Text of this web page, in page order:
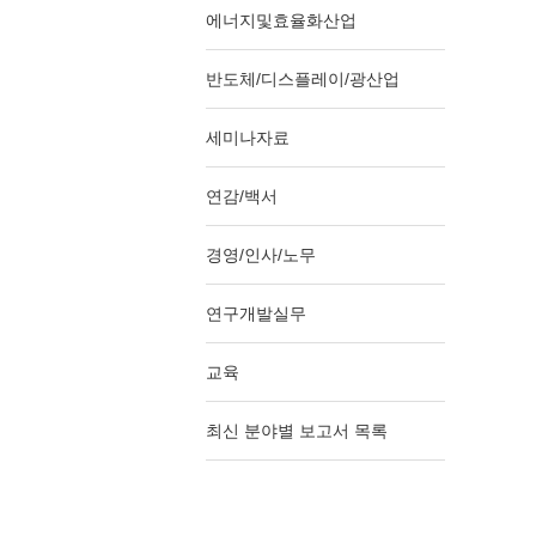
에너지및효율화산업
반도체/디스플레이/광산업
세미나자료
연감/백서
경영/인사/노무
연구개발실무
교육
최신 분야별 보고서 목록